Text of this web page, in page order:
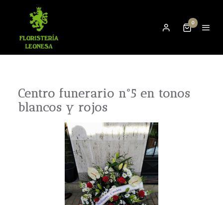
0
Centro funerario nº5 en tonos
blancos y rojos